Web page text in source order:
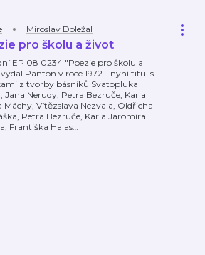
Miroslav Doležal
pro školu a život
EP 08 0234 "Poezie pro školu a
Panton v roce 1972 - nyní titul s
z tvorby básníků Svatopluka
Jana Nerudy, Petra Bezruče, Karla
Máchy, Vítězslava Nezvala, Oldřicha
Petra Bezruče, Karla Jaromíra
Františka Halas…